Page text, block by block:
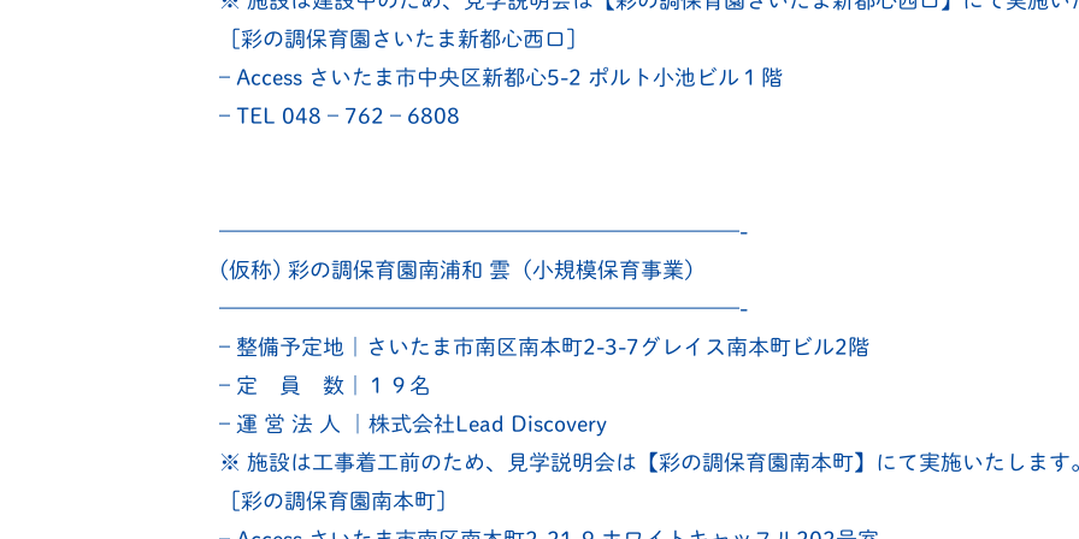
［彩の調保育園さいたま新都心西口］
– Access さいたま市中央区新都心5-2 ポルト小池ビル１階
– TEL 048 – 762 – 6808
————————————————————————-
(仮称) 彩の調保育園南浦和 雲（小規模保育事業）
————————————————————————-
– 整備予定地｜さいたま市南区南本町2-3-7グレイス南本町ビル2階
– 定 員 数｜１９名
– 運 営 法 人 ｜株式会社Lead Discovery
※ 施設は工事着工前のため、見学説明会は【彩の調保育園南本町】にて実施いたします
［彩の調保育園南本町］